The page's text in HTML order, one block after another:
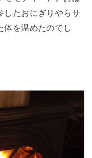
したおにぎりやらサ
体を温めたのでし